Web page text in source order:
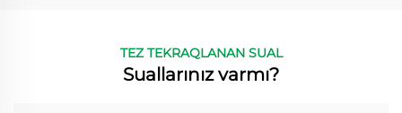
TEZ TEKRAQLANAN SUAL
Suallarınız varmı?